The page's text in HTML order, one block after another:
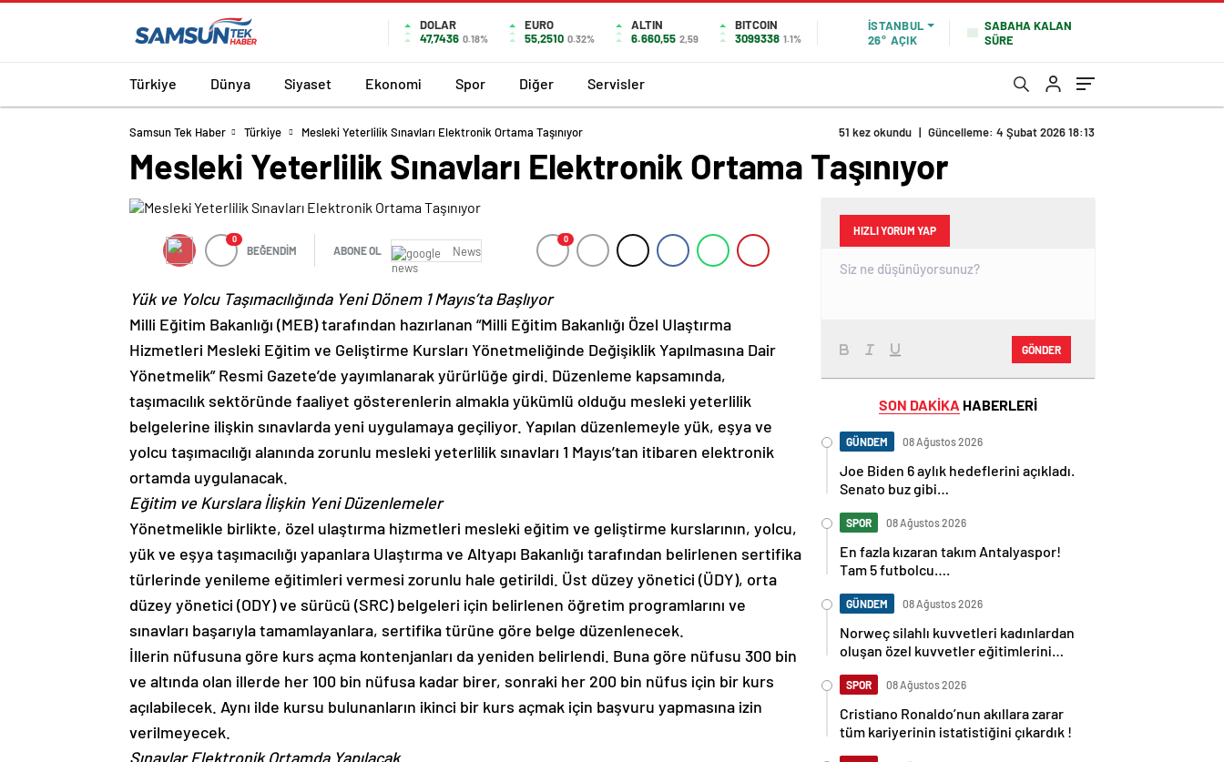
DOLAR
47,7436 0.18%
EURO
55,2510 0.32%
ALTIN
6.660,55 2,59
BITCOIN
3099338 1.1%
İSTANBUL
26° AÇIK
SABAHA KALAN
SÜRE
Türkiye Dünya Siyaset Ekonomi Spor Diğer Servisler
Samsun Tek Haber Türkiye Mesleki Yeterlilik Sınavları Elektronik Ortama Taşınıyor 51 kez okundu | Güncelleme: 4 Şubat 2026 18:13
Mesleki Yeterlilik Sınavları Elektronik Ortama Taşınıyor
0
BEĞENDİM ABONE OL News
0
Yük ve Yolcu Taşımacılığında Yeni Dönem 1 Mayıs’ta Başlıyor
Milli Eğitim Bakanlığı (MEB) tarafından hazırlanan “Milli Eğitim Bakanlığı Özel Ulaştırma
Hizmetleri Mesleki Eğitim ve Geliştirme Kursları Yönetmeliğinde Değişiklik Yapılmasına Dair
Yönetmelik” Resmi Gazete’de yayımlanarak yürürlüğe girdi. Düzenleme kapsamında,
taşımacılık sektöründe faaliyet gösterenlerin almakla yükümlü olduğu mesleki yeterlilik
belgelerine ilişkin sınavlarda yeni uygulamaya geçiliyor. Yapılan düzenlemeyle yük, eşya ve
yolcu taşımacılığı alanında zorunlu mesleki yeterlilik sınavları 1 Mayıs’tan itibaren elektronik
ortamda uygulanacak.
Eğitim ve Kurslara İlişkin Yeni Düzenlemeler
Yönetmelikle birlikte, özel ulaştırma hizmetleri mesleki eğitim ve geliştirme kurslarının, yolcu,
yük ve eşya taşımacılığı yapanlara Ulaştırma ve Altyapı Bakanlığı tarafından belirlenen sertifika
türlerinde yenileme eğitimleri vermesi zorunlu hale getirildi. Üst düzey yönetici (ÜDY), orta
düzey yönetici (ODY) ve sürücü (SRC) belgeleri için belirlenen öğretim programlarını ve
sınavları başarıyla tamamlayanlara, sertifika türüne göre belge düzenlenecek.
İllerin nüfusuna göre kurs açma kontenjanları da yeniden belirlendi. Buna göre nüfusu 300 bin
ve altında olan illerde her 100 bin nüfusa kadar birer, sonraki her 200 bin nüfus için bir kurs
açılabilecek. Aynı ilde kursu bulunanların ikinci bir kurs açmak için başvuru yapmasına izin
verilmeyecek.
Sınavlar Elektronik Ortamda Yapılacak
HIZLI YORUM YAP
GÖNDER
SON DAKİKA HABERLERİ
GÜNDEM 08 Ağustos 2026
Joe Biden 6 aylık hedeflerini açıkladı.
Senato buz gibi…
SPOR 08 Ağustos 2026
En fazla kızaran takım Antalyaspor!
Tam 5 futbolcu….
GÜNDEM 08 Ağustos 2026
Norweç silahlı kuvvetleri kadınlardan
oluşan özel kuvvetler eğitimlerini
SPOR 08 Ağustos 2026
Cristiano Ronaldo’nun akıllara zarar
tüm kariyerinin istatistiğini çıkardık !